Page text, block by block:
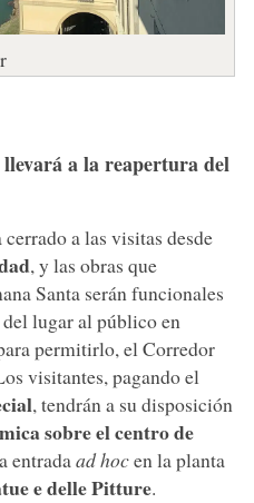
llevará a la reapertura del
a las visitas desde
, y las obras que
Santa serán funcionales
lugar al público en
permitirlo, el Corredor
visitantes, pagando el
, tendrán a su disposición
sobre el centro de
entrada ad hocen la planta
e delle Pitture.